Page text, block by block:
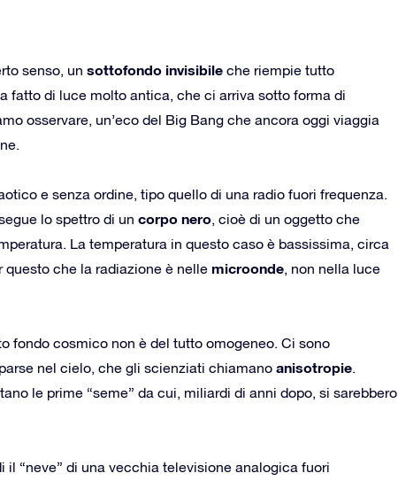
senso, un sottofondo invisibile che riempie tutto
fatto di luce molto antica, che ci arriva sotto forma di
osservare, un’eco del Big Bang che ancora oggi viaggia
e senza ordine, tipo quello di una radio fuori frequenza.
lo spettro di un corpo nero, cioè di un oggetto che
La temperatura in questo caso è bassissima, circa
questo che la radiazione è nelle microonde, non nella luce
fondo cosmico non è del tutto omogeneo. Ci sono
nel cielo, che gli scienziati chiamano anisotropie.
le prime “seme” da cui, miliardi di anni dopo, si sarebbero
“neve” di una vecchia televisione analogica fuori